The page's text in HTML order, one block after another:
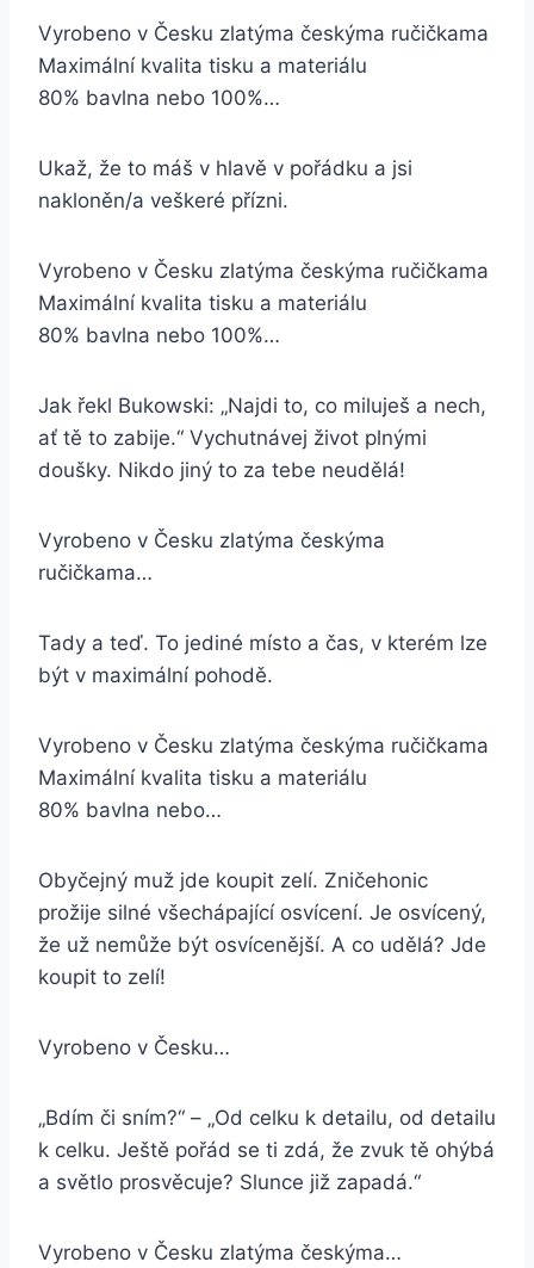
Vyrobeno v Česku zlatýma českýma ručičkama
Maximální kvalita tisku a materiálu
80% bavlna nebo 100%…
Ukaž, že to máš v hlavě v pořádku a jsi
nakloněn/a veškeré přízni.
Vyrobeno v Česku zlatýma českýma ručičkama
Maximální kvalita tisku a materiálu
80% bavlna nebo 100%…
Jak řekl Bukowski: „Najdi to, co miluješ a nech,
ať tě to zabije.“ Vychutnávej život plnými
doušky. Nikdo jiný to za tebe neudělá!
Vyrobeno v Česku zlatýma českýma
ručičkama…
Tady a teď. To jediné místo a čas, v kterém lze
být v maximální pohodě.
Vyrobeno v Česku zlatýma českýma ručičkama
Maximální kvalita tisku a materiálu
80% bavlna nebo…
Obyčejný muž jde koupit zelí. Zničehonic
prožije silné všechápající osvícení. Je osvícený,
že už nemůže být osvícenější. A co udělá? Jde
koupit to zelí!
Vyrobeno v Česku…
„Bdím či sním?“ – „Od celku k detailu, od detailu
k celku. Ještě pořád se ti zdá, že zvuk tě ohýbá
a světlo prosvěcuje? Slunce již zapadá.“
Vyrobeno v Česku zlatýma českýma…